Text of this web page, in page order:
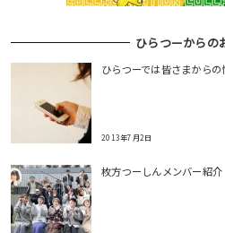
ひらつーからの
ひらつーでは皆さまから
2013年7月2日
枚方つーしんメンバー紹介